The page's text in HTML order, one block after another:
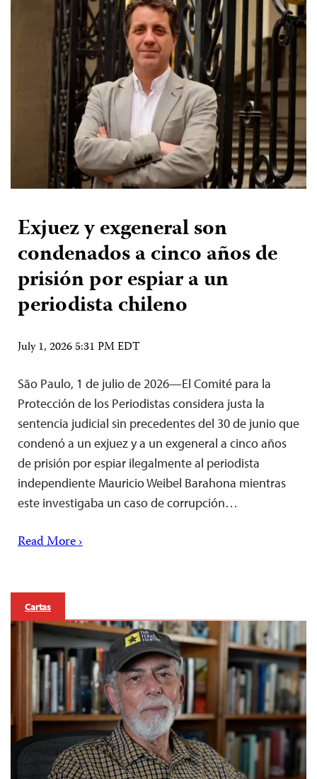
Exjuez y exgeneral son
condenados a cinco años de
prisión por espiar a un
periodista chileno
July 1, 2026 5:31 PM EDT
São Paulo, 1 de julio de 2026—El Comité para la
Protección de los Periodistas considera justa la
sentencia judicial sin precedentes del 30 de junio que
condenó a un exjuez y a un exgeneral a cinco años
de prisión por espiar ilegalmente al periodista
independiente Mauricio Weibel Barahona mientras
este investigaba un caso de corrupción…
Read More ›
Cartas